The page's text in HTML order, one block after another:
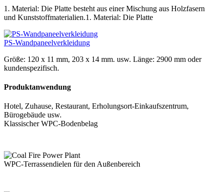
1. Material: Die Platte besteht aus einer Mischung aus Holzfasern
und Kunststoffmaterialien.1. Material: Die Platte
PS-Wandpaneelverkleidung
Größe: 120 x 11 mm, 203 x 14 mm. usw. Länge: 2900 mm oder
kundenspezifisch.
Produktanwendung
Hotel, Zuhause, Restaurant, Erholungsort-Einkaufszentrum,
Bürogebäude usw.
Klassischer WPC-Bodenbelag
WPC-Terrassendielen für den Außenbereich